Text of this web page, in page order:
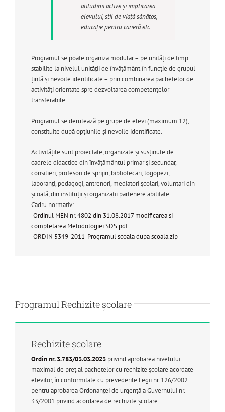
atitudinii active şi implicarea
elevului, stil de viaţă sănătos,
educaţie pentru carieră etc.
Programul se poate organiza modular – pe unităţi de timp
stabilite la nivelul unităţii de învăţământ în funcţie de grupul
ţintă şi nevoile identificate – prin combinarea pachetelor de
activităţi orientate spre dezvoltarea competenţelor
transferabile.
Programul se derulează pe grupe de elevi (maximum 12),
constituite după opţiunile şi nevoile identificate.
Activităţile sunt proiectate, organizate şi susţinute de
cadrele didactice din învăţământul primar şi secundar,
consilieri, profesori de sprijin, bibliotecari, logopezi,
laboranţi, pedagogi, antrenori, mediatori şcolari, voluntari din
şcoală, din instituţii şi organizaţii partenere abilitate.
Cadru normativ:
Ordinul MEN nr. 4802 din 31.08.2017 modificarea si
completarea Metodologiei SDS.pdf
ORDIN 5349_2011_Programul scoala dupa scoala.zip
Programul Rechizite şcolare
Rechizite școlare
Ordin nr. 3.783/03.03.2023 privind aprobarea nivelului
maximal de preț al pachetelor cu rechizite școlare acordate
elevilor, în conformitate cu prevederile Legii nr. 126/2002
pentru aprobarea Ordonanţei de urgenţă a Guvernului nr.
33/2001 privind acordarea de rechizite şcolare